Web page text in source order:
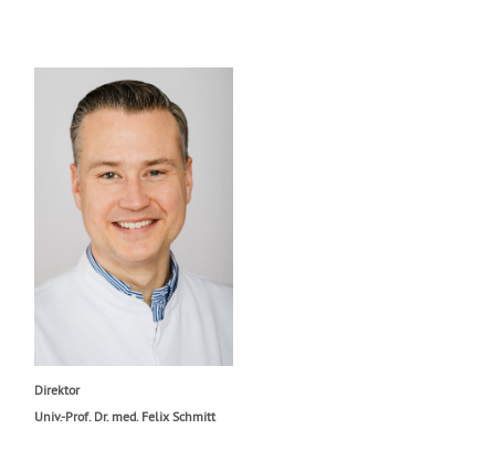
Direktor
Univ.-Prof. Dr. med. Felix Schmitt